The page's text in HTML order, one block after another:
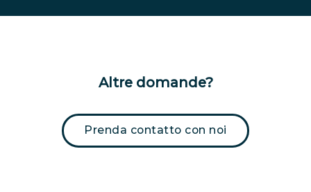
Altre domande?
Prenda contatto con noi